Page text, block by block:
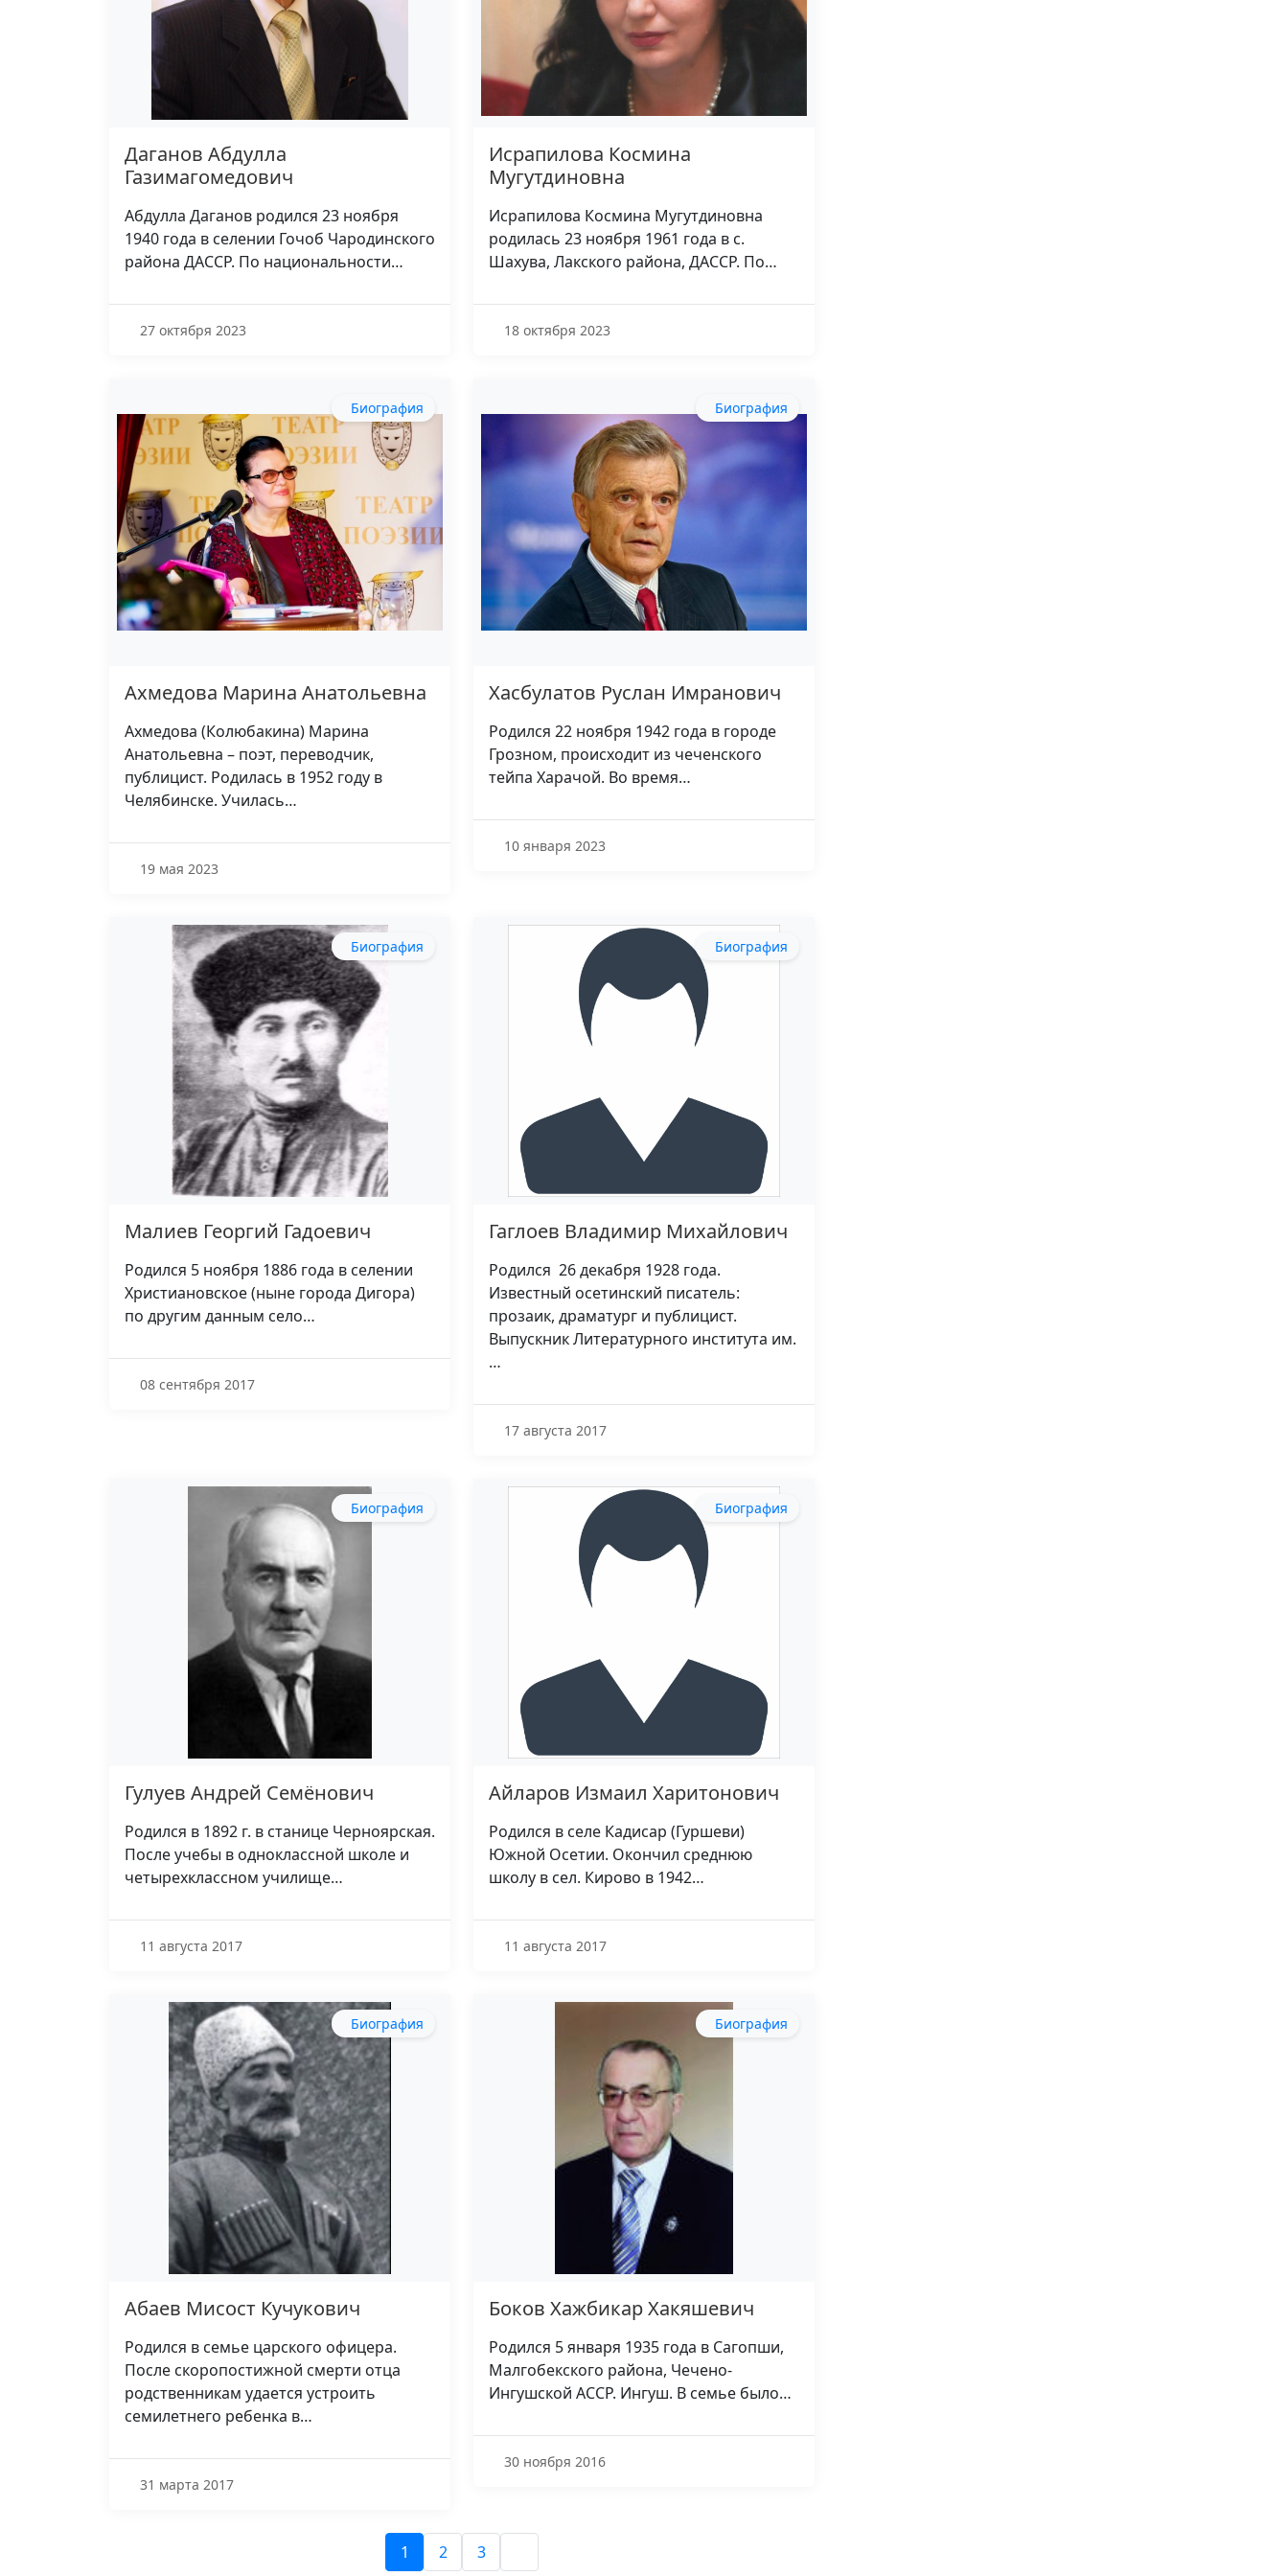
Даганов Абдулла
Газимагомедович
Абдулла Даганов родился 23 ноября
1940 года в селении Гочоб Чародинского
района ДАССР. По национальности…
27 октября 2023
Исрапилова Космина
Мугутдиновна
Исрапилова Космина Мугутдиновна
родилась 23 ноября 1961 года в с.
Шахува, Лакского района, ДАССР. По…
18 октября 2023
Биография
Ахмедова Марина Анатольевна
Ахмедова (Колюбакина) Марина
Анатольевна – поэт, переводчик,
публицист. Родилась в 1952 году в
Челябинске. Училась…
19 мая 2023
Биография
Хасбулатов Руслан Имранович
Родился 22 ноября 1942 года в городе
Грозном, происходит из чеченского
тейпа Харачой. Во время…
10 января 2023
Биография
Малиев Георгий Гадоевич
Родился 5 ноября 1886 года в селении
Христиановское (ныне города Дигора)
по другим данным село…
08 сентября 2017
Биография
Гаглоев Владимир Михайлович
Родился 26 декабря 1928 года.
Известный осетинский писатель:
прозаик, драматург и публицист.
Выпускник Литературного института им.
…
17 августа 2017
Биография
Гулуев Андрей Семёнович
Родился в 1892 г. в станице Черноярская.
После учебы в одноклассной школе и
четырехклассном училище…
11 августа 2017
Биография
Айларов Измаил Харитонович
Родился в селе Кадисар (Гуршеви)
Южной Осетии. Окончил среднюю
школу в сел. Кирово в 1942…
11 августа 2017
Биография
Абаев Мисост Кучукович
Родился в семье царского офицера.
После скоропостижной смерти отца
родственникам удается устроить
семилетнего ребенка в…
31 марта 2017
Биография
Боков Хажбикар Хакяшевич
Родился 5 января 1935 года в Сагопши,
Малгобекского района, Чечено-
Ингушской АССР. Ингуш. В семье было…
30 ноября 2016
1 2 3